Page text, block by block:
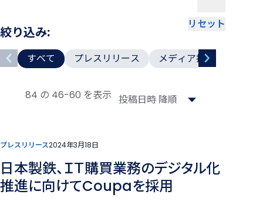
絞り込み:
カ
テ
すべて プレスリリース メディア掲載
84 の 46-60 を表示
プレスリリース2024年3月18日
日本製鉄、ＩＴ購買業務のデジタル化
推進に向けてCoupaを採用